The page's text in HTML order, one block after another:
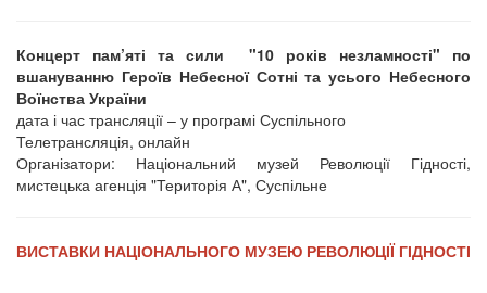
Концерт пам’яті та сили "10 років незламності" по
вшануванню Героїв Небесної Сотні та усього Небесного
Воїнства України
дата і час трансляції – у програмі Суспільного
Телетрансляція, онлайн
Організатори: Національний музей Революції Гідності,
мистецька агенція "Територія А", Суспільне
ВИСТАВКИ НАЦІОНАЛЬНОГО МУЗЕЮ РЕВОЛЮЦІЇ ГІДНОСТІ